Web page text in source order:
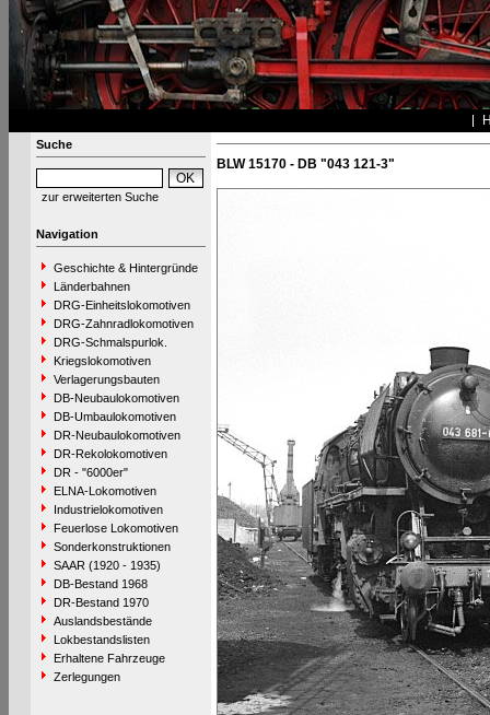
Suche
zur erweiterten Suche
Navigation
Geschichte & Hintergründe
Länderbahnen
DRG-Einheitslokomotiven
DRG-Zahnradlokomotiven
DRG-Schmalspurlok.
Kriegslokomotiven
Verlagerungsbauten
DB-Neubaulokomotiven
DB-Umbaulokomotiven
DR-Neubaulokomotiven
DR-Rekolokomotiven
DR - "6000er"
ELNA-Lokomotiven
Industrielokomotiven
Feuerlose Lokomotiven
Sonderkonstruktionen
SAAR (1920 - 1935)
DB-Bestand 1968
DR-Bestand 1970
Auslandsbestände
Lokbestandslisten
Erhaltene Fahrzeuge
Zerlegungen
BLW 15170 - DB "043 121-3"